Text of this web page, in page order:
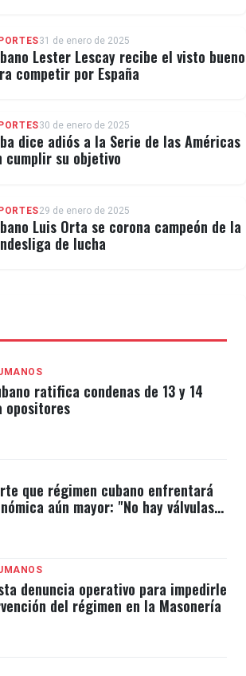
31 de enero de 2025
Lester Lescay recibe el visto bueno
competir por España
30 de enero de 2025
dice adiós a la Serie de las Américas
cumplir su objetivo
29 de enero de 2025
Luis Orta se corona campeón de la
de lucha
ratifica condenas de 13 y 14
opositores
que régimen cubano enfrentará
aún mayor: "No hay válvulas
denuncia operativo para impedirle
del régimen en la Masonería